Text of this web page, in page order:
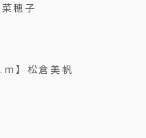
穂子
】松倉美帆